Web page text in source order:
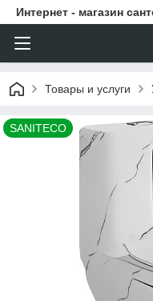
Интернет - магазин
Товары и услуги
SANITECO